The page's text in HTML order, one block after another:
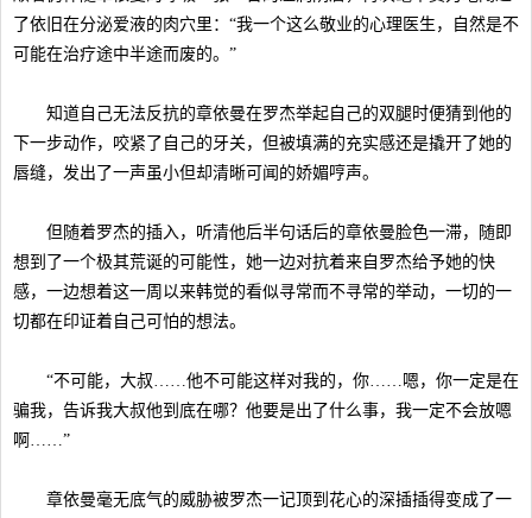
了依旧在分泌爱液的肉穴里：“我一个这么敬业的心理医生，自然是不
可能在治疗途中半途而废的。”
知道自己无法反抗的章依曼在罗杰举起自己的双腿时便猜到他的
下一步动作，咬紧了自己的牙关，但被填满的充实感还是撬开了她的
唇缝，发出了一声虽小但却清晰可闻的娇媚哼声。
但随着罗杰的插入，听清他后半句话后的章依曼脸色一滞，随即
想到了一个极其荒诞的可能性，她一边对抗着来自罗杰给予她的快
感，一边想着这一周以来韩觉的看似寻常而不寻常的举动，一切的一
切都在印证着自己可怕的想法。
“不可能，大叔……他不可能这样对我的，你……嗯，你一定是在
骗我，告诉我大叔他到底在哪？他要是出了什么事，我一定不会放嗯
啊……”
章依曼毫无底气的威胁被罗杰一记顶到花心的深插插得变成了一